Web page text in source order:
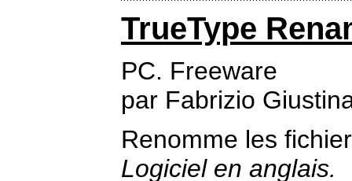
TrueType
PC. Freeware
par Fabrizio
Renomme les
Logiciel en anglais.